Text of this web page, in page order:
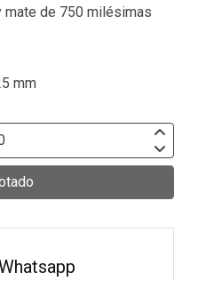
mate de 750 milésimas
mm